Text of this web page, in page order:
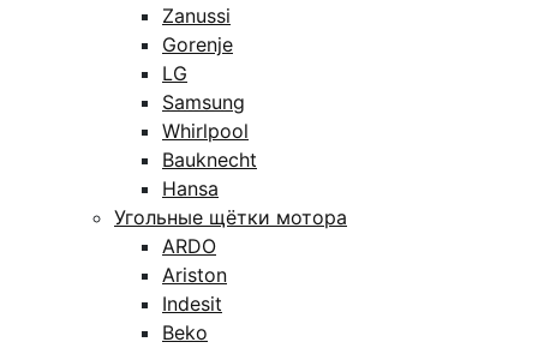
Zanussi
Gorenje
LG
Samsung
Whirlpool
Bauknecht
Hansa
Угольные щётки мотора
ARDO
Ariston
Indesit
Beko